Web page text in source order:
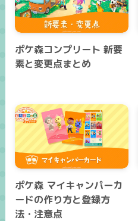
ポケ森コンプリート 新要
素と変更点まとめ
ポケ森 マイキャンパーカ
ードの作り方と登録方
法・注意点